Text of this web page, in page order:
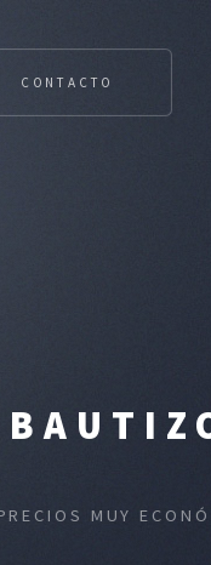
MUY
CONTACTO